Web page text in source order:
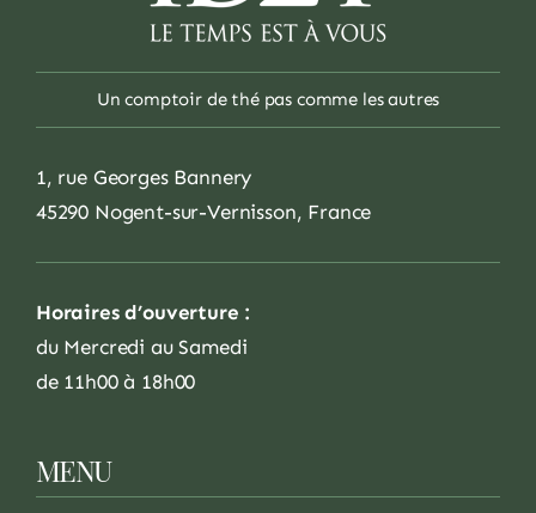
Un comptoir de thé pas comme les autres
1, rue Georges Bannery
45290 Nogent-sur-Vernisson, France
Horaires d’ouverture :
du Mercredi au Samedi
de 11h00 à 18h00
MENU